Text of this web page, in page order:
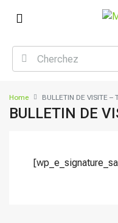
Home BULLETIN DE VISITE –
BULLETIN DE